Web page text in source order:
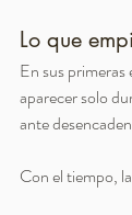
Lo que
En sus
aparecer solo
ante
Con el tiempo,